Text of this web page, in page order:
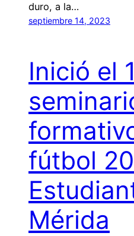
duro, a la…
septiembre 14, 2023
Inició el
fútbol
Mérida